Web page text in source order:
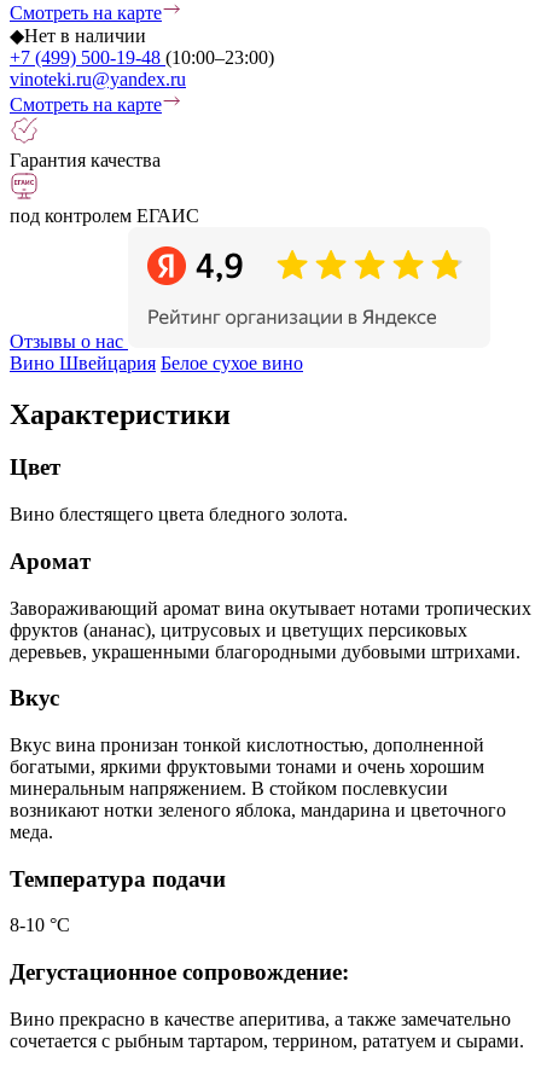
Смотреть на карте
◆Нет в наличии
+7 (499) 500-19-48 (10:00–23:00)
vinoteki.ru@yandex.ru
Смотреть на карте
Гарантия качества
под контролем ЕГАИС
Отзывы о нас
Вино Швейцария Белое сухое вино
Характеристики
Цвет
Вино блестящего цвета бледного золота.
Аромат
Завораживающий аромат вина окутывает нотами тропических
фруктов (ананас), цитрусовых и цветущих персиковых
деревьев, украшенными благородными дубовыми штрихами.
Вкус
Вкус вина пронизан тонкой кислотностью, дополненной
богатыми, яркими фруктовыми тонами и очень хорошим
минеральным напряжением. В стойком послевкусии
возникают нотки зеленого яблока, мандарина и цветочного
меда.
Температура подачи
8-10 °С
Дегустационное сопровождение:
Вино прекрасно в качестве аперитива, а также замечательно
сочетается с рыбным тартаром, террином, рататуем и сырами.